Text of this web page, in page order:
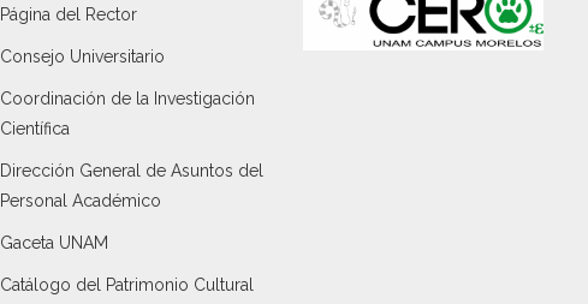
Página del Rector
Consejo Universitario
Coordinación de la Investigación
Científica
Dirección General de Asuntos del
Personal Académico
Gaceta UNAM
Catálogo del Patrimonio Cultural